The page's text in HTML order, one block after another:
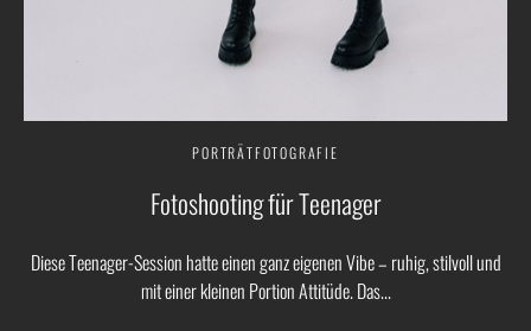
PORTRÄTFOTOGRAFIE
Fotoshooting für Teenager
Diese Teenager-Session hatte einen ganz eigenen Vibe – ruhig, stilvoll und
mit einer kleinen Portion Attitüde. Das...